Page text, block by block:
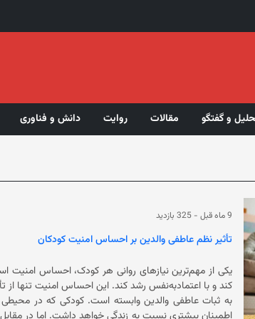
و گفتگو مقالات روایت دانش و فناوری
9 ماه قبل - 325 بازدید
تأثیر نظم عاطفی والدین بر احساس امنیت کودکان
یکی از مهم‌ترین نیازهای روانی هر کودک، احساس امنیت
کند و با اعتمادبه‌نفس رشد کند. این احساس امنیت تنها از
به ثبات عاطفی والدین وابسته است. کودکی که در